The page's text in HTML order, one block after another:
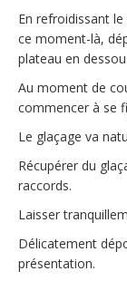
En refroidissant
ce moment-là,
plateau en
Au moment de
commencer à se
Le glaçage va
Récupérer du
raccords.
Laisser
Délicatement
présentation.